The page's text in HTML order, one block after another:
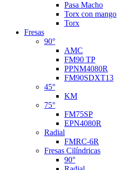
Pasa Macho
Torx con mango
Torx
Fresas
90°
AMC
FM90 TP
PPNM4080R
FM90SDXT13
45°
KM
75°
FM75SP
EPN4080R
Radial
FMRC-6R
Fresas Cilíndricas
90°